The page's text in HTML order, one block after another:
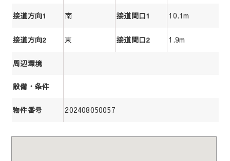
接道方向1 南 接道間口1 10.1m
接道方向2 東 接道間口2 1.9m
周辺環境
設備・条件
物件番号 202408050057